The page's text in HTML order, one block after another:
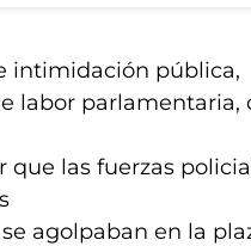
intimidación pública,
labor parlamentaria,
las fuerzas
agolpaban en la